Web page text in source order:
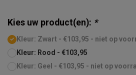
Kies uw product(en): *
Kleur: Zwart - €103,95 - niet op
Kleur: Rood - €103,95
Kleur: Geel - €103,95 - niet op